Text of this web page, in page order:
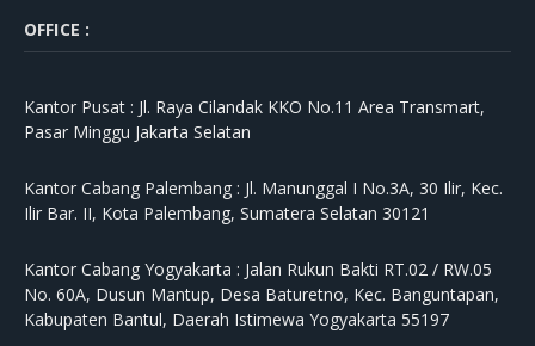
OFFICE :
Kantor Pusat : Jl. Raya Cilandak KKO No.11 Area Transmart,
Pasar Minggu Jakarta Selatan
Kantor Cabang Palembang : Jl. Manunggal I No.3A, 30 Ilir, Kec.
Ilir Bar. II, Kota Palembang, Sumatera Selatan 30121
Kantor Cabang Yogyakarta : Jalan Rukun Bakti RT.02 / RW.05
No. 60A, Dusun Mantup, Desa Baturetno, Kec. Banguntapan,
Kabupaten Bantul, Daerah Istimewa Yogyakarta 55197